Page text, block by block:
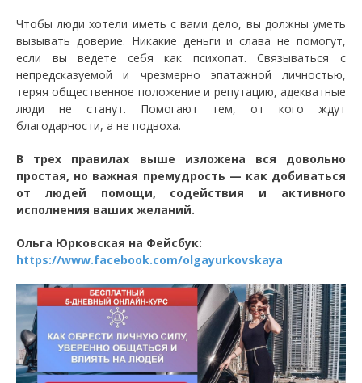
Чтобы люди хотели иметь с вами дело, вы должны уметь
вызывать доверие. Никакие деньги и слава не помогут,
если вы ведете себя как психопат. Связываться с
непредсказуемой и чрезмерно эпатажной личностью,
теряя общественное положение и репутацию, адекватные
люди не станут. Помогают тем, от кого ждут
благодарности, а не подвоха.
В трех правилах выше изложена вся довольно
простая, но важная премудрость — как добиваться
от людей помощи, содействия и активного
исполнения ваших желаний.
Ольга Юрковская на Фейсбук:
https://www.facebook.com/olgayurkovskaya